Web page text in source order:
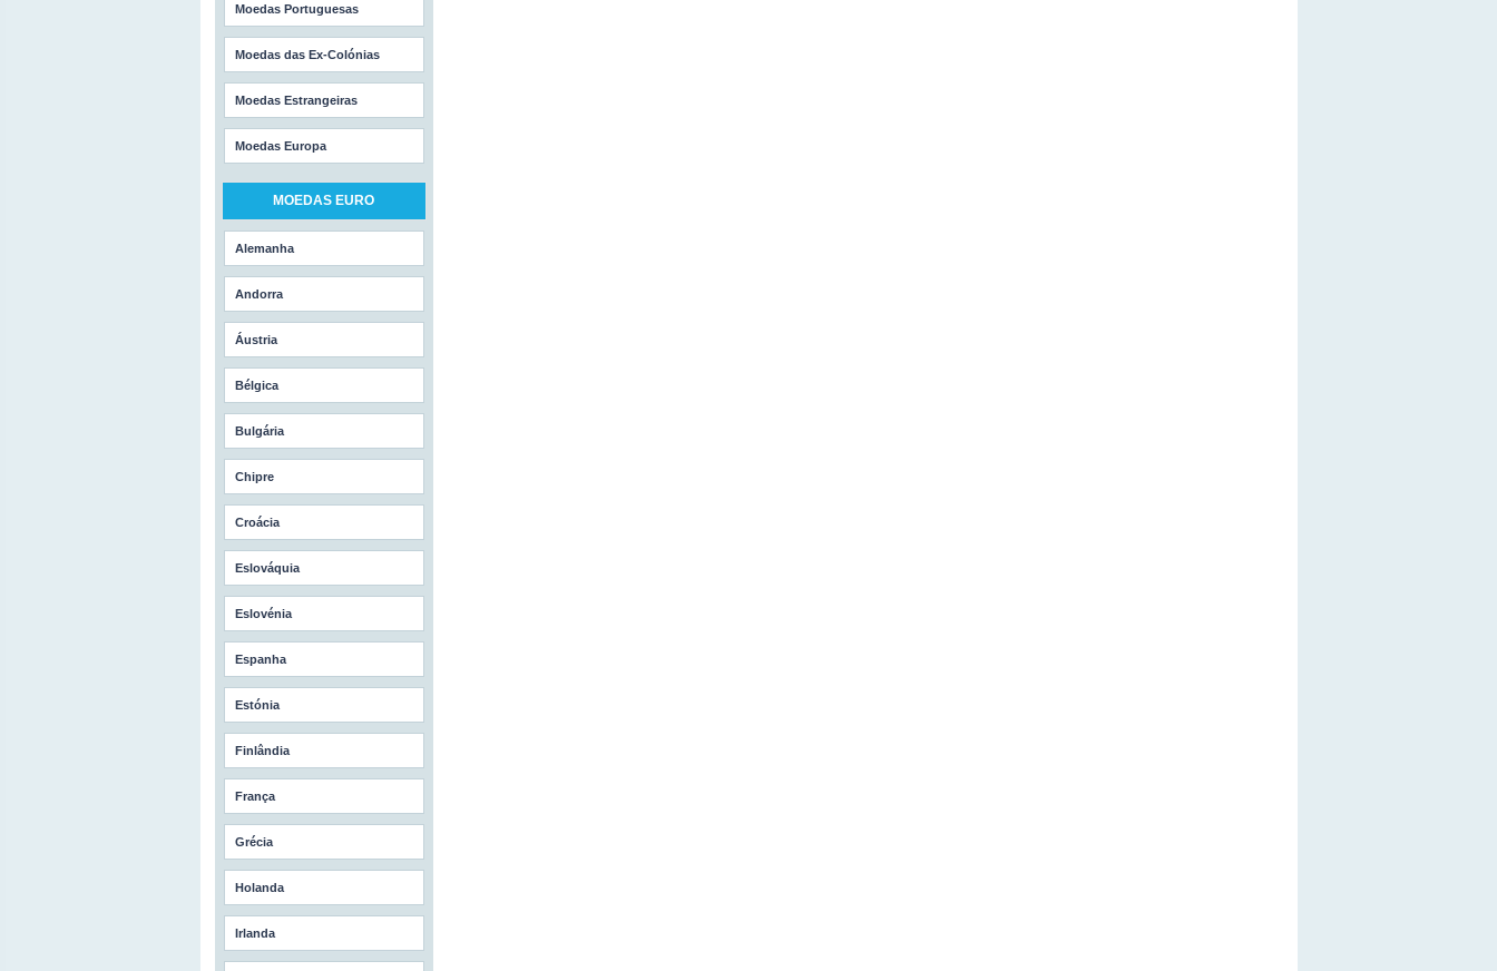
Moedas Portuguesas
Moedas das Ex-Colónias
Moedas Estrangeiras
Moedas Europa
MOEDAS EURO
Alemanha
Andorra
Áustria
Bélgica
Bulgária
Chipre
Croácia
Eslováquia
Eslovénia
Espanha
Estónia
Finlândia
França
Grécia
Holanda
Irlanda